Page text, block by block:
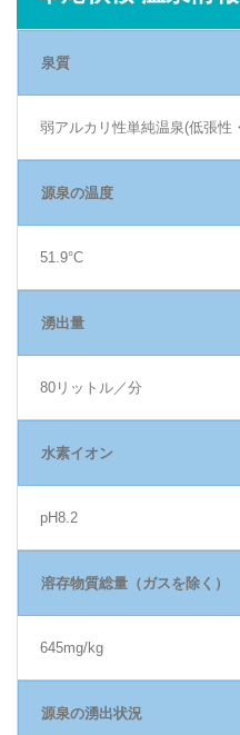
泉質
弱アルカリ性単純温泉(低張性
源泉の温度
51.9°C
湧出量
80リットル／分
水素イオン
pH8.2
溶存物質総量（ガスを除く）
645mg/kg
源泉の湧出状況